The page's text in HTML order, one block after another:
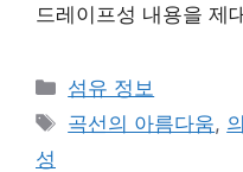
드레이프성 내용을 제
카
테
고
섬유 정보
태
곡선의 아름다움,
성